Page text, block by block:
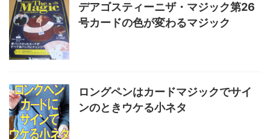
デアゴスティーニザ・マジック第26
号カードの色が変わるマジック
ロングペンはカードマジックでサイ
ンのときウケる小ネタ